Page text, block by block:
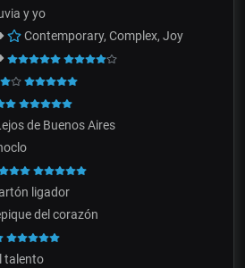
y yo
Contemporary, Complex, Joy
de Buenos Aires
ligador
del corazón
talento